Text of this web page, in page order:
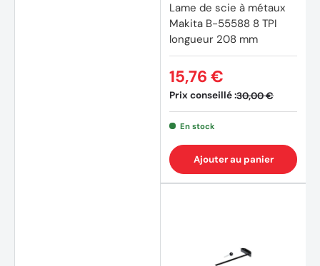
Lame de scie à métaux
Makita B-55588 8 TPI
longueur 208 mm
Prix conseillé :30,00 €
15,76 €
En stock
Ajouter au panier